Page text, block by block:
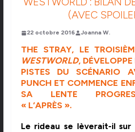
(AVEC
22 octobre 2016 Joanna W.
THE STRAY, LE
WESTWORLD, DÉVELOPPE
PISTES DU SCÉNARIO
PUNCH ET COMMENCE
SA LENTE
« L’APRÈS ».
Le rideau se lèverait-il sur